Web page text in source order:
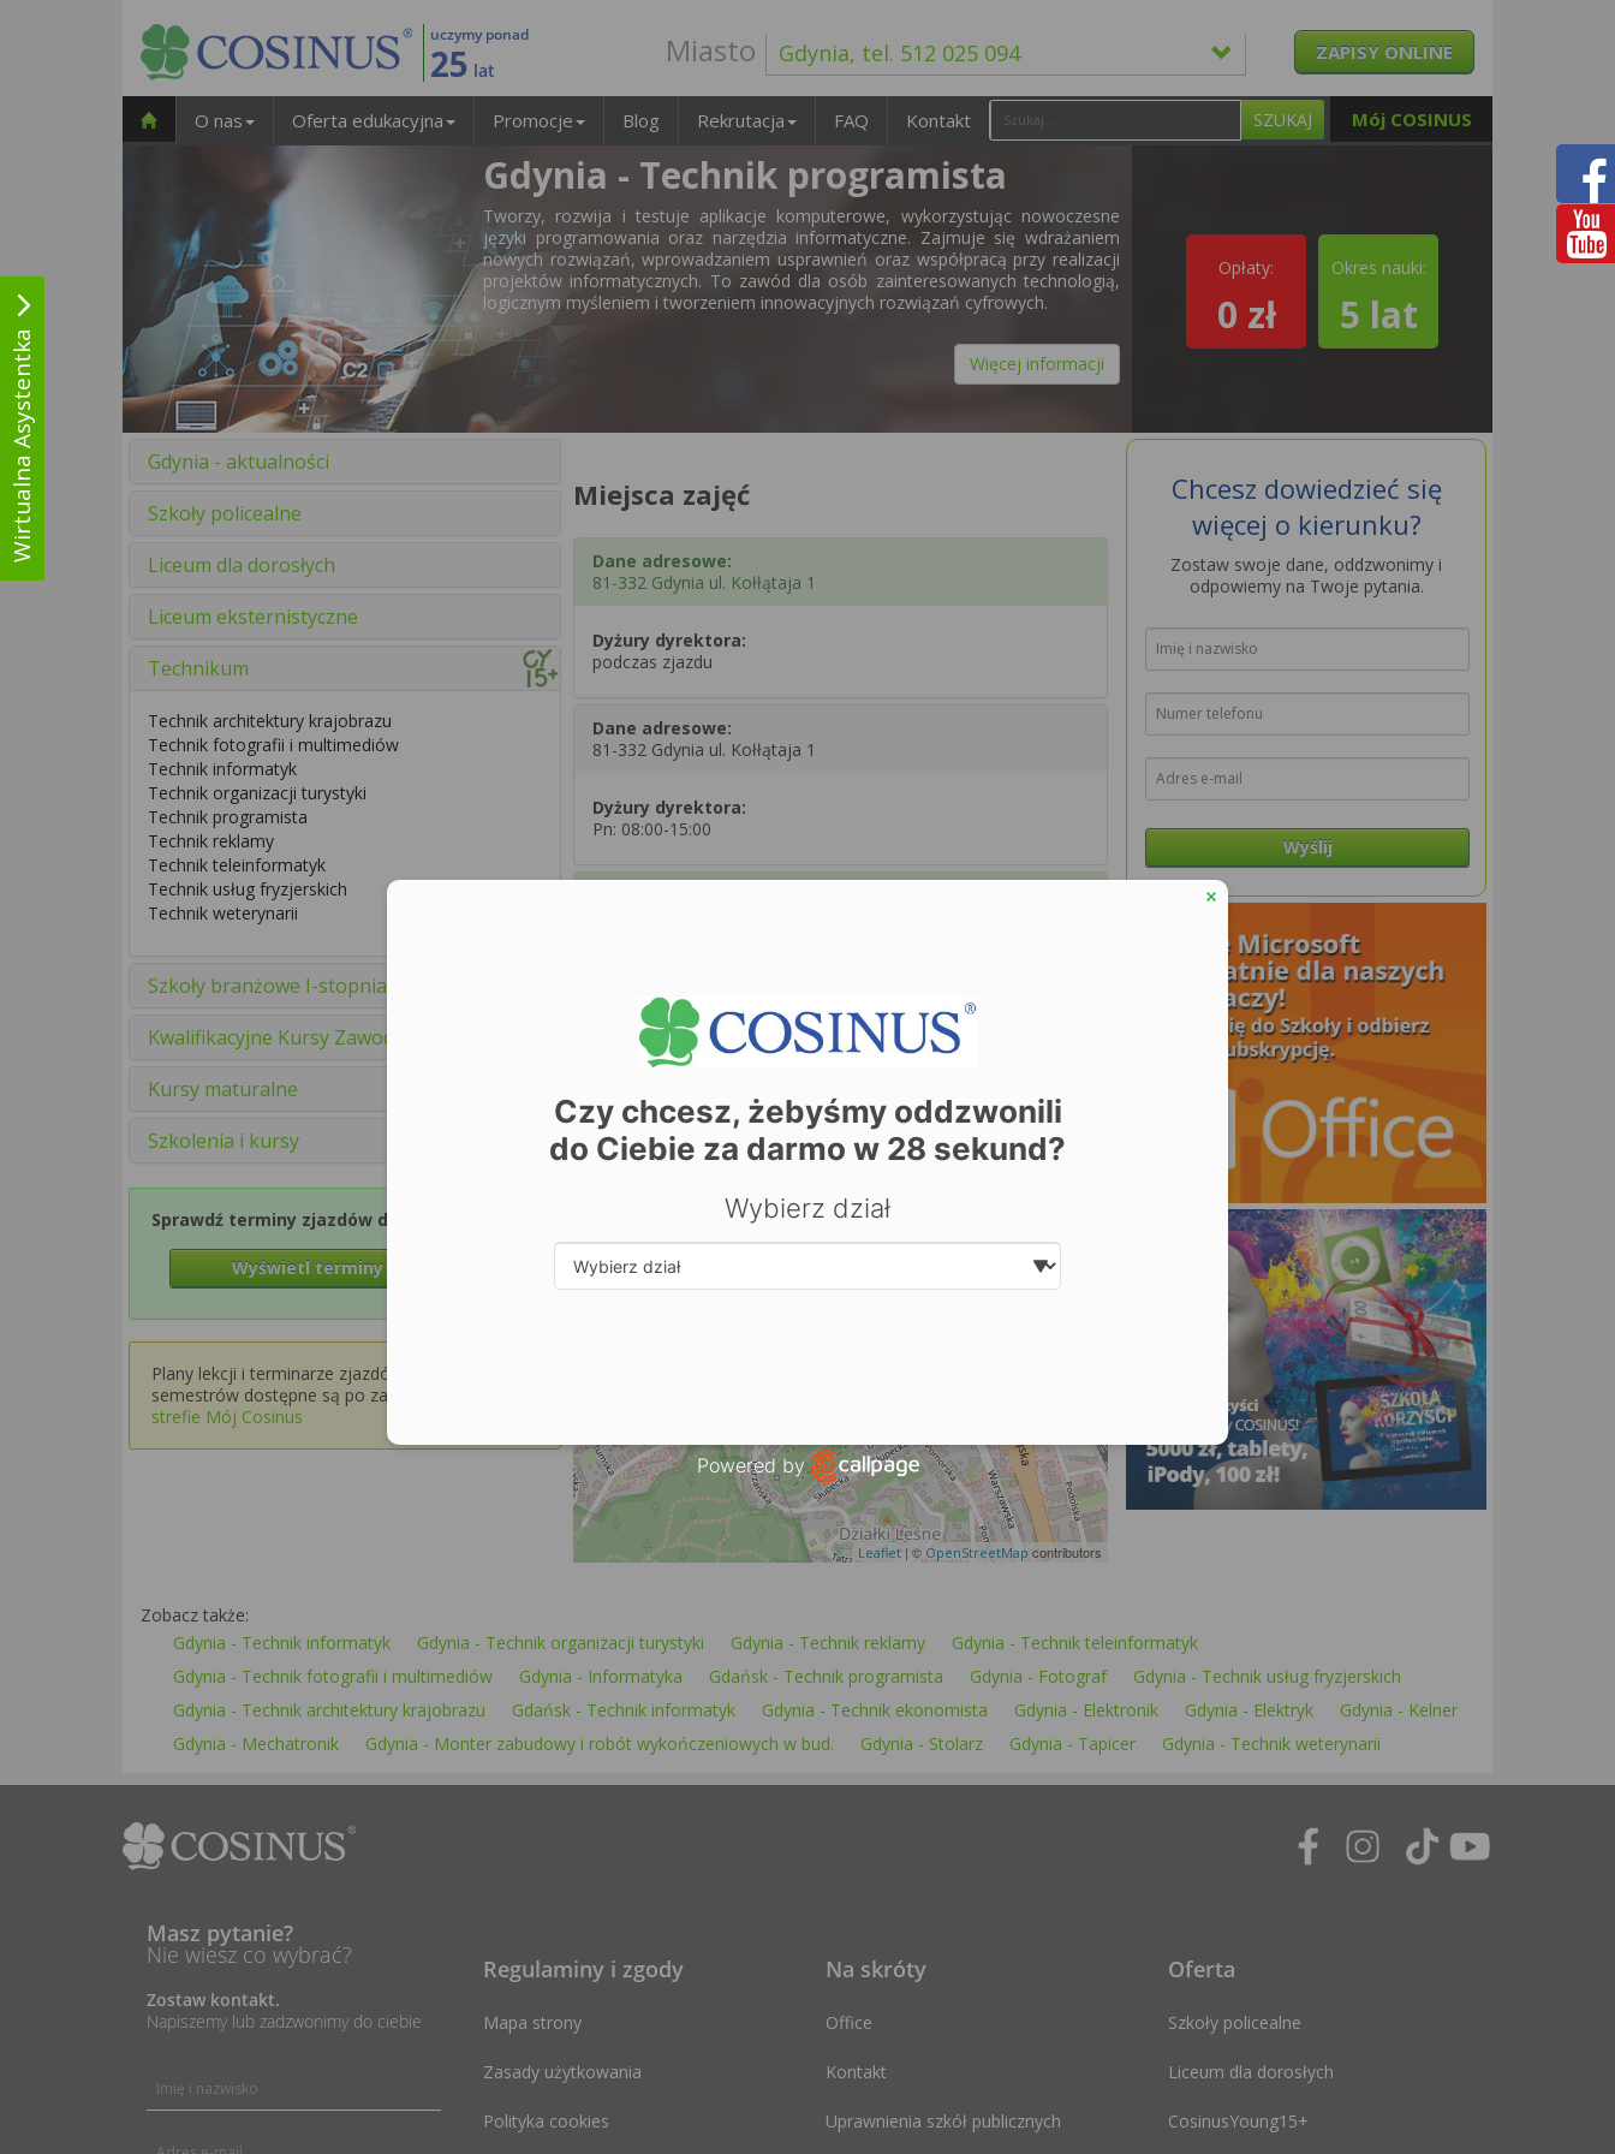
uczymy ponad
25 lat
Miasto Gdynia, tel. 512 025 094 ZAPISY ONLINE
Mój COSINUS
O nas Oferta edukacyjna Promocje Blog Rekrutacja FAQ Kontakt SZUKAJ
Gdynia - Technik programista
Tworzy, rozwija i testuje aplikacje komputerowe, wykorzystując nowoczesne
języki programowania oraz narzędzia informatyczne. Zajmuje się wdrażaniem
nowych rozwiązań, wprowadzaniem usprawnień oraz współpracą przy realizacji
projektów informatycznych. To zawód dla osób zainteresowanych technologią,
logicznym myśleniem i tworzeniem innowacyjnych rozwiązań cyfrowych.
Więcej informacji
Opłaty:
0 zł
Okres nauki:
5 lat
Gdynia - aktualności
Szkoły policealne
Liceum dla dorosłych
Liceum eksternistyczne
Technikum
Technik architektury krajobrazu
Technik fotografii i multimediów
Technik informatyk
Technik organizacji turystyki
Technik programista
Technik reklamy
Technik teleinformatyk
Technik usług fryzjerskich
Technik weterynarii
Szkoły branżowe I-stopnia
Kwalifikacyjne Kursy Zawodowe
Kursy maturalne
Szkolenia i kursy
Sprawdź terminy zjazdów dla Semestru 1
Wyświetl terminy zjazdów
Plany lekcji i terminarze zjazdów dla wyższych
semestrów dostępne są po zalogowaniu w
strefie Mój Cosinus
Miejsca zajęć
Dane adresowe:
81-332 Gdynia ul. Kołłątaja 1
Dyżury dyrektora:
podczas zjazdu
Dane adresowe:
81-332 Gdynia ul. Kołłątaja 1
Dyżury dyrektora:
Pn: 08:00-15:00
81-313 Gdynia ul. Tatrzańska 35
Zobacz dane sekretariatu
+
−
Leaflet | © OpenStreetMap contributors
Chcesz dowiedzieć się
więcej o kierunku?
Zostaw swoje dane, oddzwonimy i
odpowiemy na Twoje pytania.
Wyślij
Zobacz także:
Gdynia - Technik informatyk
Gdynia - Technik organizacji turystyki Gdynia - Technik reklamy
Gdynia - Technik teleinformatyk
Gdynia - Technik fotografii i multimediów
Gdynia - Informatyka Gdańsk - Technik programista Gdynia - Fotograf
Gdynia - Technik usług fryzjerskich
Gdynia - Technik architektury krajobrazu
Gdańsk - Technik informatyk Gdynia - Technik ekonomista Gdynia - Elektronik Gdynia - Elektryk
Gdynia - Kelner
Gdynia - Mechatronik
Gdynia - Monter zabudowy i robót wykończeniowych w bud. Gdynia - Stolarz Gdynia - Tapicer Gdynia - Technik weterynarii
Masz pytanie?
Nie wiesz co wybrać?
Zostaw kontakt.
Napiszemy lub zadzwonimy do ciebie
Regulaminy i zgody
Mapa strony
Zasady użytkowania
Polityka cookies
Na skróty
Office
Kontakt
Uprawnienia szkół publicznych
Oferta
Szkoły policealne
Liceum dla dorosłych
CosinusYoung15+
Wirtualna Asystentka
Czy chcesz, żebyśmy oddzwonili
do Ciebie za darmo w 28 sekund?
Wybierz dział
Powered by
Open link in new window